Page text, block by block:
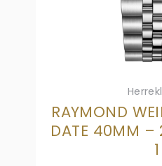
RAYMOND
DATE 40MM
1